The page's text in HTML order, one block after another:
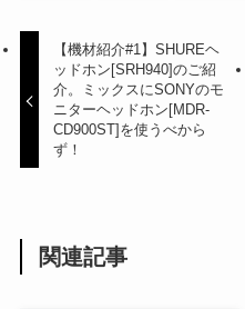
【機材紹介#1】SHUREヘ
ッドホン[SRH940]のご紹
介。ミックスにSONYのモ
ニターヘッドホン[MDR-
CD900ST]を使うべから
ず！
関連記事